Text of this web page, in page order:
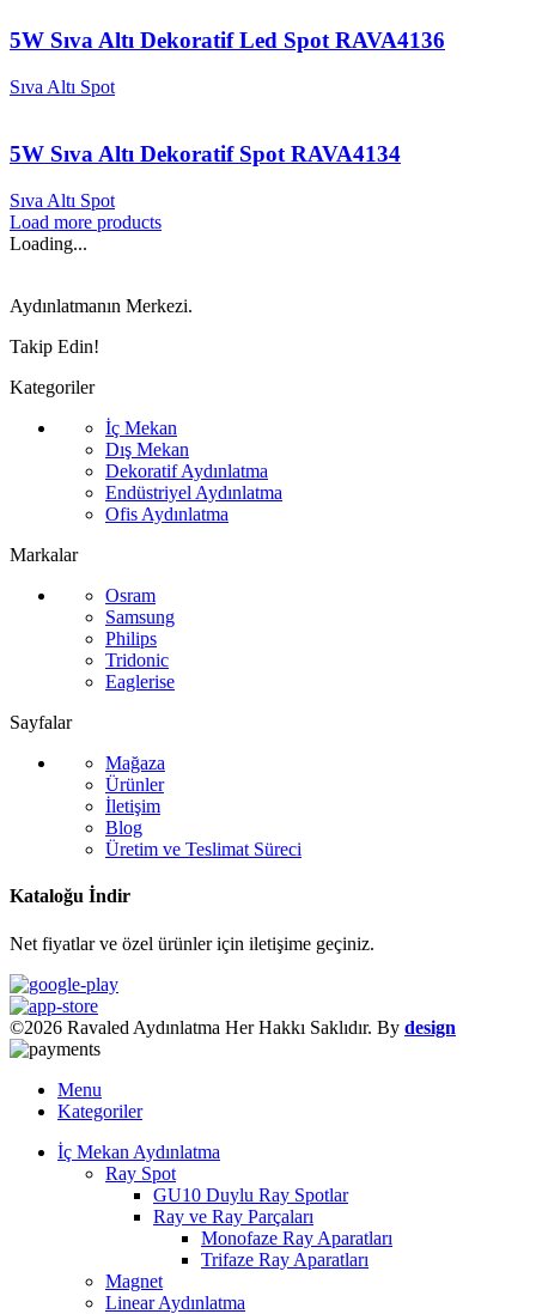
5W Sıva Altı Dekoratif Led Spot RAVA4136
Sıva Altı Spot
5W Sıva Altı Dekoratif Spot RAVA4134
Sıva Altı Spot
Load more products
Loading...
Aydınlatmanın Merkezi.
Takip Edin!
Kategoriler
İç Mekan
Dış Mekan
Dekoratif Aydınlatma
Endüstriyel Aydınlatma
Ofis Aydınlatma
Markalar
Osram
Samsung
Philips
Tridonic
Eaglerise
Sayfalar
Mağaza
Ürünler
İletişim
Blog
Üretim ve Teslimat Süreci
Kataloğu İndir
Net fiyatlar ve özel ürünler için iletişime geçiniz.
©2026 Ravaled Aydınlatma Her Hakkı Saklıdır. By design
Menu
Kategoriler
İç Mekan Aydınlatma
Ray Spot
GU10 Duylu Ray Spotlar
Ray ve Ray Parçaları
Monofaze Ray Aparatları
Trifaze Ray Aparatları
Magnet
Linear Aydınlatma